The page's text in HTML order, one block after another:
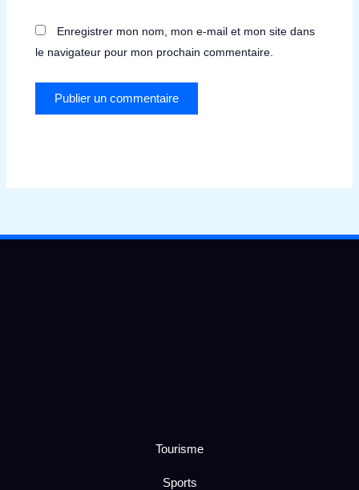
Enregistrer mon nom, mon e-mail et mon site dans
le navigateur pour mon prochain commentaire.
Tourisme
Sports